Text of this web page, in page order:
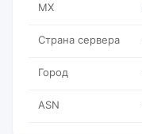
MX
Страна сервера
Город
ASN